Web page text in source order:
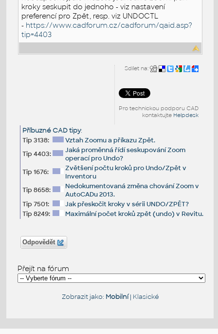
kroky seskupit do jednoho - viz nastavení
preferencí pro Zpět, resp. viz UNDOCTL
- https://www.cadforum.cz/cadforum/qaid.asp?
tip=4403
Sdílet na:
Pro technickou podporu CAD
kontaktujte Helpdesk
Příbuzné CAD tipy:
Tip 3138:
Vztah Zoomu a příkazu Zpět.
Tip 4403:
Jaká proměnná řídí seskupování Zoom
operací pro Undo?
Tip 1676:
Zvětšení počtu kroků pro Undo/Zpět v
Inventoru
Tip 8658:
Nedokumentovaná změna chování Zoom v
AutoCADu 2013.
Tip 7501:
Jak přeskočit kroky v sérii UNDO/ZPĚT?
Tip 8249:
Maximální počet kroků zpět (undo) v Revitu.
Odpovědět
Přejít na fórum
Zobrazit jako: Mobilní| Klasické